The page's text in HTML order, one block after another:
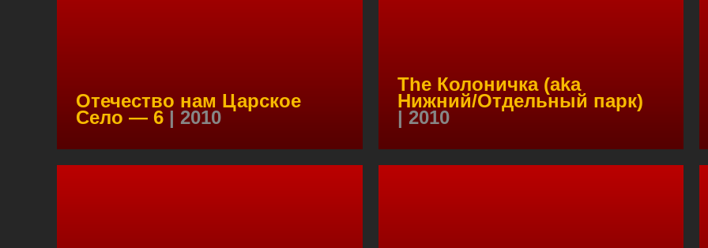
Отечество нам Царское
Село — 6 | 2010
The Колоничка (aka
Нижний/Отдельный парк)
| 2010